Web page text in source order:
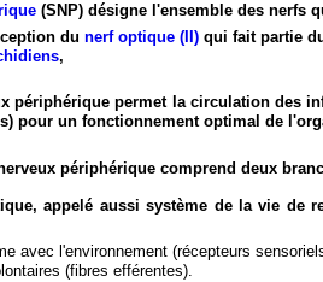
(SNP) désigne l'ensemble des nerfs
du nerf optique (II) qui fait partie
,
périphérique permet la circulation des
pour un fonctionnement optimal de
périphérique comprend deux
appelé aussi système de la vie de
avec l'environnement (récepteurs
(fibres efférentes).